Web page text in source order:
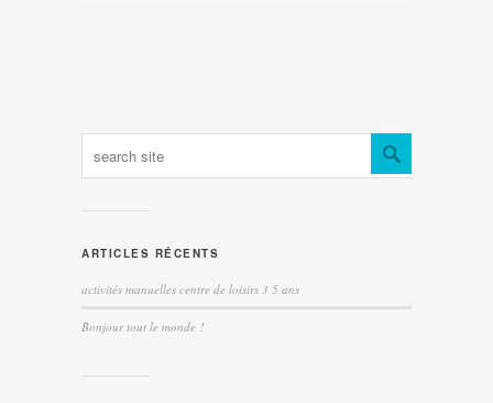
ARTICLES RÉCENTS
activités manuelles centre de loisirs 3 5 ans
Bonjour tout le monde !